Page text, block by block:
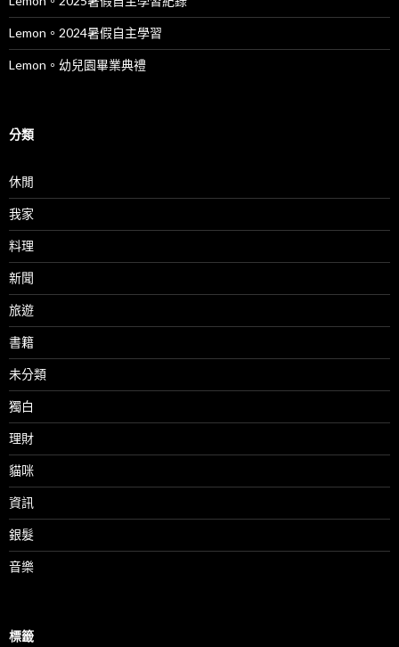
Lemon。2024暑假自主學習
Lemon。幼兒園畢業典禮
分類
休閒
我家
料理
新聞
旅遊
書籍
未分類
獨白
理財
貓咪
資訊
銀髮
音樂
標籤